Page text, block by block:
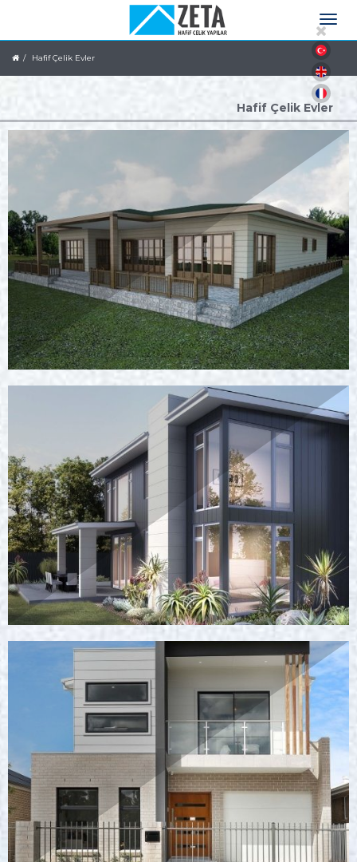
Hafif Çelik Evler
Hafif Çelik Evler